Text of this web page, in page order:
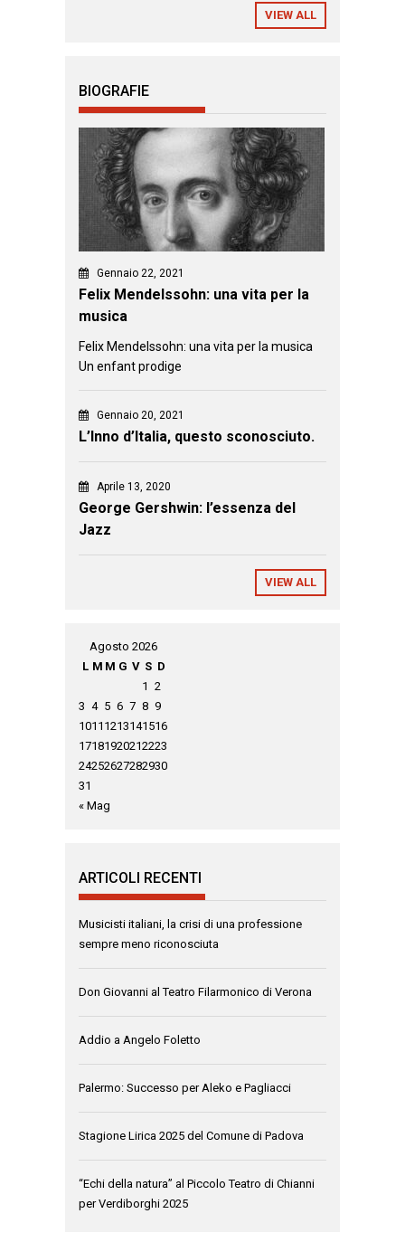
VIEW ALL
BIOGRAFIE
Gennaio 22, 2021
Felix Mendelssohn: una vita per la
musica
Felix Mendelssohn: una vita per la musica
Un enfant prodige
Gennaio 20, 2021
L’Inno d’Italia, questo sconosciuto.
Aprile 13, 2020
George Gershwin: l’essenza del
Jazz
VIEW ALL
Agosto 2026
L M M G V S D
1 2
3 4 5 6 7 8 9
1011 1213141516
17181920212223
24252627282930
31
« Mag
ARTICOLI RECENTI
Musicisti italiani, la crisi di una professione
sempre meno riconosciuta
Don Giovanni al Teatro Filarmonico di Verona
Addio a Angelo Foletto
Palermo: Successo per Aleko e Pagliacci
Stagione Lirica 2025 del Comune di Padova
“Echi della natura” al Piccolo Teatro di Chianni
per Verdiborghi 2025